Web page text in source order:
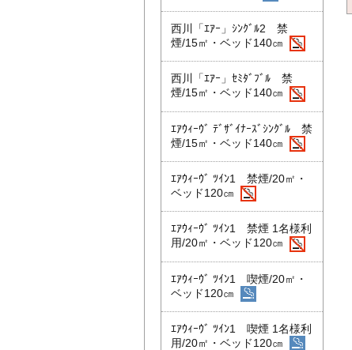
西川「ｴｱｰ」ｼﾝｸﾞﾙ2 禁
煙/15㎡・ベッド140㎝
西川「ｴｱｰ」ｾﾐﾀﾞﾌﾞﾙ 禁
煙/15㎡・ベッド140㎝
ｴｱｳｨｰｳﾞ ﾃﾞｻﾞｲﾅｰｽﾞｼﾝｸﾞﾙ 禁
煙/15㎡・ベッド140㎝
ｴｱｳｨｰｳﾞ ﾂｲﾝ1 禁煙/20㎡・
ベッド120㎝
ｴｱｳｨｰｳﾞ ﾂｲﾝ1 禁煙 1名様利
用/20㎡・ベッド120㎝
ｴｱｳｨｰｳﾞ ﾂｲﾝ1 喫煙/20㎡・
ベッド120㎝
ｴｱｳｨｰｳﾞ ﾂｲﾝ1 喫煙 1名様利
用/20㎡・ベッド120㎝